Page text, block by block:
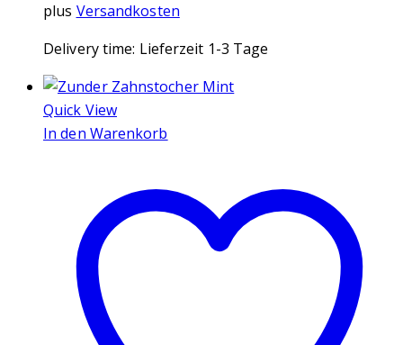
plus Versandkosten
Delivery time: Lieferzeit 1-3 Tage
Quick View
In den Warenkorb